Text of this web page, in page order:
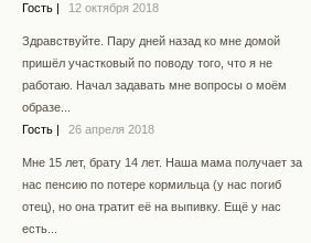
Гость
12 октября 2018
Здравствуйте. Пару дней назад ко мне домой
пришёл участковый по поводу того, что я не
работаю. Начал задавать мне вопросы о моём
образе...
Гость
26 апреля 2018
Мне 15 лет, брату 14 лет. Наша мама получает за
нас пенсию по потере кормильца (у нас погиб
отец), но она тратит её на выпивку. Ещё у нас
есть...